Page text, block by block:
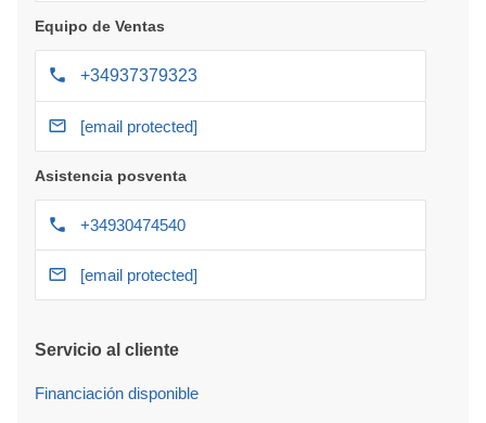
Equipo de Ventas
+34937379323
[email protected]
Asistencia posventa
+34930474540
[email protected]
Servicio al cliente
Financiación disponible